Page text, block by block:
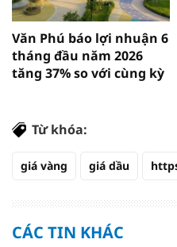
Văn Phú báo lợi nhuận 6
tháng đầu năm 2026
tăng 37% so với cùng kỳ
Từ khóa:
giá vàng giá dầu
CÁC TIN KHÁC